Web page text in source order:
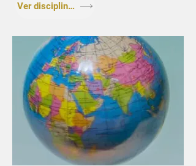
Ver disciplinas